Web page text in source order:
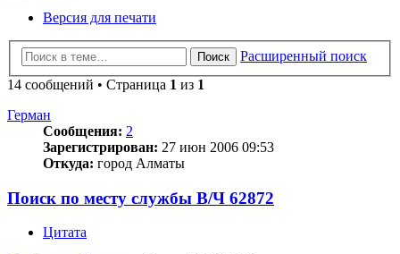
Версия для печати
Поиск
Расширенный поиск
14 сообщений • Страница 1 из 1
Герман
Сообщения: 2
Зарегистрирован: 27 июн 2006 09:53
Откуда: город Алматы
Поиск по месту службы В/Ч 62872
Цитата